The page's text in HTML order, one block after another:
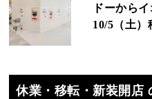
ドーから
10/5（土
休業・移転・新装開店